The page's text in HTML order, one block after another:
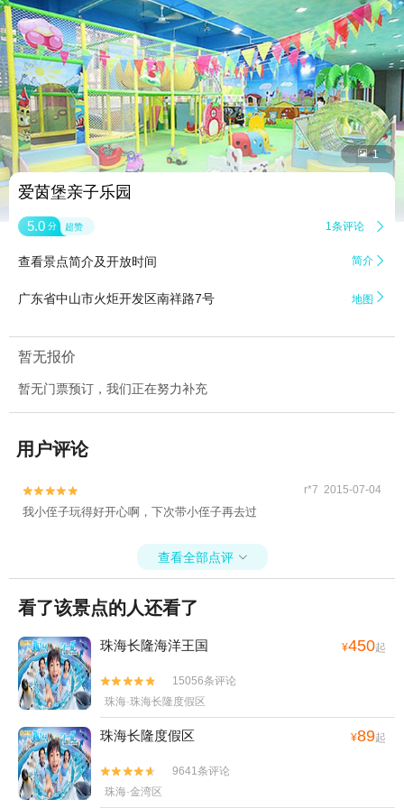
 1
爱茵堡亲子乐园
5.0 分 超赞 1条评论 
查看景点简介及开放时间 简介 
广东省中山市火炬开发区南祥路7号 地图 
暂无报价
暂无门票预订，我们正在努力补充
用户评论

 r*7 2015-07-04
我小侄子玩得好开心啊，下次带小侄子再去过
查看全部点评 
看了该景点的人还看了
珠海长隆海洋王国 ¥450起


15056条评论
珠海·珠海长隆度假区
珠海长隆度假区 ¥89起


9641条评论
珠海·金湾区
